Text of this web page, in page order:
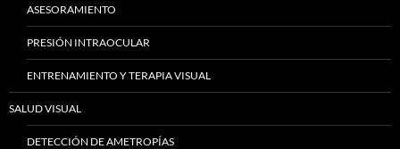
ASESORAMIENTO
PRESIÓN INTRAOCULAR
ENTRENAMIENTO Y TERAPIA VISUAL
SALUD VISUAL
DETECCIÓN DE AMETROPÍAS